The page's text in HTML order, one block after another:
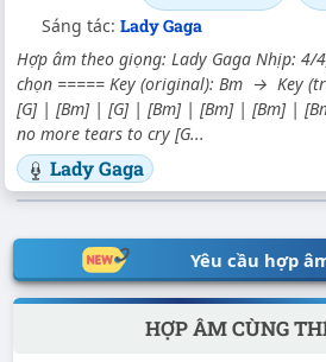
Sáng tác: Lady Gaga
Hợp âm theo giọng: Lady Gaga Nhịp: 4/
chọn ===== Key (original): Bm → Key
[G] | [Bm] | [G] | [Bm] | [Bm] | [Bm] |
no more tears to cry [G...
Lady Gaga
Yêu cầu hợp
HỢP ÂM CÙNG